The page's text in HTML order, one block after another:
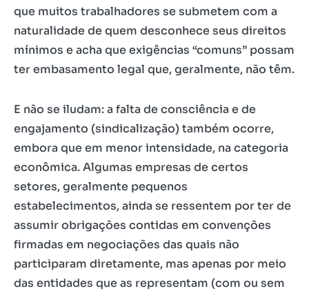
que muitos trabalhadores se submetem com a
naturalidade de quem desconhece seus direitos
mínimos e acha que exigências “comuns” possam
ter embasamento legal que, geralmente, não têm.
E não se iludam: a falta de consciência e de
engajamento (sindicalização) também ocorre,
embora que em menor intensidade, na categoria
econômica. Algumas empresas de certos
setores, geralmente pequenos
estabelecimentos, ainda se ressentem por ter de
assumir obrigações contidas em convenções
firmadas em negociações das quais não
participaram diretamente, mas apenas por meio
das entidades que as representam (com ou sem